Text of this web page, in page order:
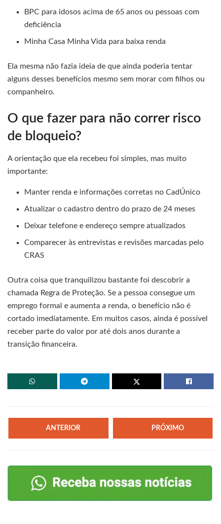
BPC para idosos acima de 65 anos ou pessoas com
deficiência
Minha Casa Minha Vida para baixa renda
Ela mesma não fazia ideia de que ainda poderia tentar
alguns desses benefícios mesmo sem morar com filhos ou
companheiro.
O que fazer para não correr risco
de bloqueio?
A orientação que ela recebeu foi simples, mas muito
importante:
Manter renda e informações corretas no CadÚnico
Atualizar o cadastro dentro do prazo de 24 meses
Deixar telefone e endereço sempre atualizados
Comparecer às entrevistas e revisões marcadas pelo
CRAS
Outra coisa que tranquilizou bastante foi descobrir a
chamada Regra de Proteção. Se a pessoa consegue um
emprego formal e aumenta a renda, o benefício não é
cortado imediatamente. Em muitos casos, ainda é possível
receber parte do valor por até dois anos durante a
transição financeira.
ANTERIOR PRÓXIMO